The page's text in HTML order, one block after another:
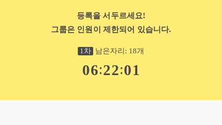
수 있도록, 시험 전 반드시 알아야 할 채점 포인트들과 고득점 비법들
을 모아서 본 영상을 만들게 되었습니다.
저는 10년 이상 토익스피킹, 오픽, 회화 등의 강의를 통해서 수많은
종 영어시험에서 고득점을 받기 원하는 그 마음을 충족시키켜 드리기
제 강의 별칭이 "핵콕(핵심콕콕)토스" 인만큼, 정말 중요하고 필요한
* 경력 사항
등록을 서두르세요!
그룹은 인원이 제한되어 있습니다.
1 차 남은자리: 18개
06:22:01